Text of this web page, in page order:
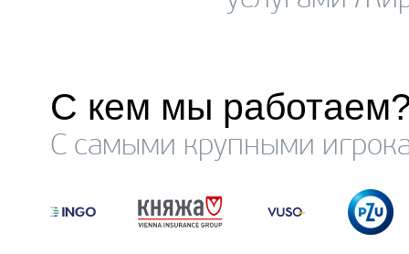
С кем мы
С самыми крупными